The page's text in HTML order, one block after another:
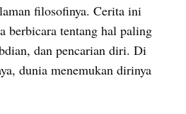
filosofinya. Cerita ini
berbicara tentang hal paling
dan pencarian diri. Di
dunia menemukan dirinya